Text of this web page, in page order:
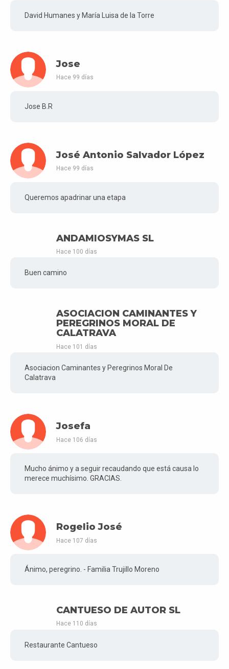
David Humanes y María Luisa de la Torre
Jose
Hace 99 días
Jose B.R
José Antonio Salvador López
Hace 99 días
Queremos apadrinar una etapa
ANDAMIOSYMAS SL
Hace 100 días
Buen camino
ASOCIACION CAMINANTES Y
PEREGRINOS MORAL DE
CALATRAVA
Hace 101 días
Asociacion Caminantes y Peregrinos Moral De
Calatrava
Josefa
Hace 106 días
Mucho ánimo y a seguir recaudando que está causa lo
merece muchísimo. GRACIAS.
Rogelio José
Hace 107 días
Ánimo, peregrino. - Familia Trujillo Moreno
CANTUESO DE AUTOR SL
Hace 110 días
Restaurante Cantueso